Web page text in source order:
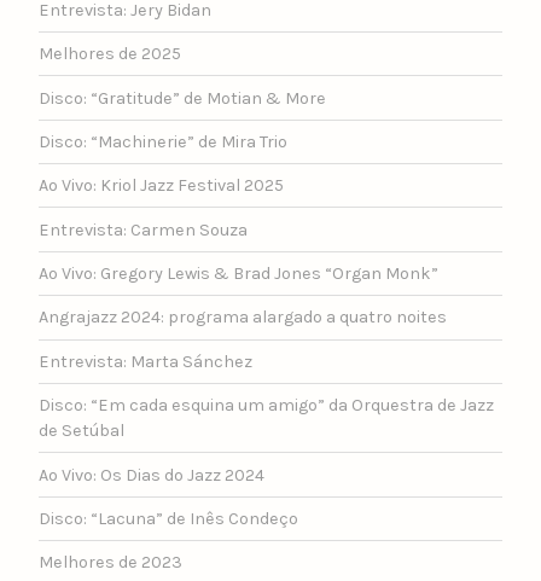
Entrevista: Jery Bidan
Melhores de 2025
Disco: “Gratitude” de Motian & More
Disco: “Machinerie” de Mira Trio
Ao Vivo: Kriol Jazz Festival 2025
Entrevista: Carmen Souza
Ao Vivo: Gregory Lewis & Brad Jones “Organ Monk”
Angrajazz 2024: programa alargado a quatro noites
Entrevista: Marta Sánchez
Disco: “Em cada esquina um amigo” da Orquestra de Jazz
de Setúbal
Ao Vivo: Os Dias do Jazz 2024
Disco: “Lacuna” de Inês Condeço
Melhores de 2023